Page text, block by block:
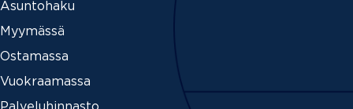
Asuntohaku
Myymässä
Ostamassa
Vuokraamassa